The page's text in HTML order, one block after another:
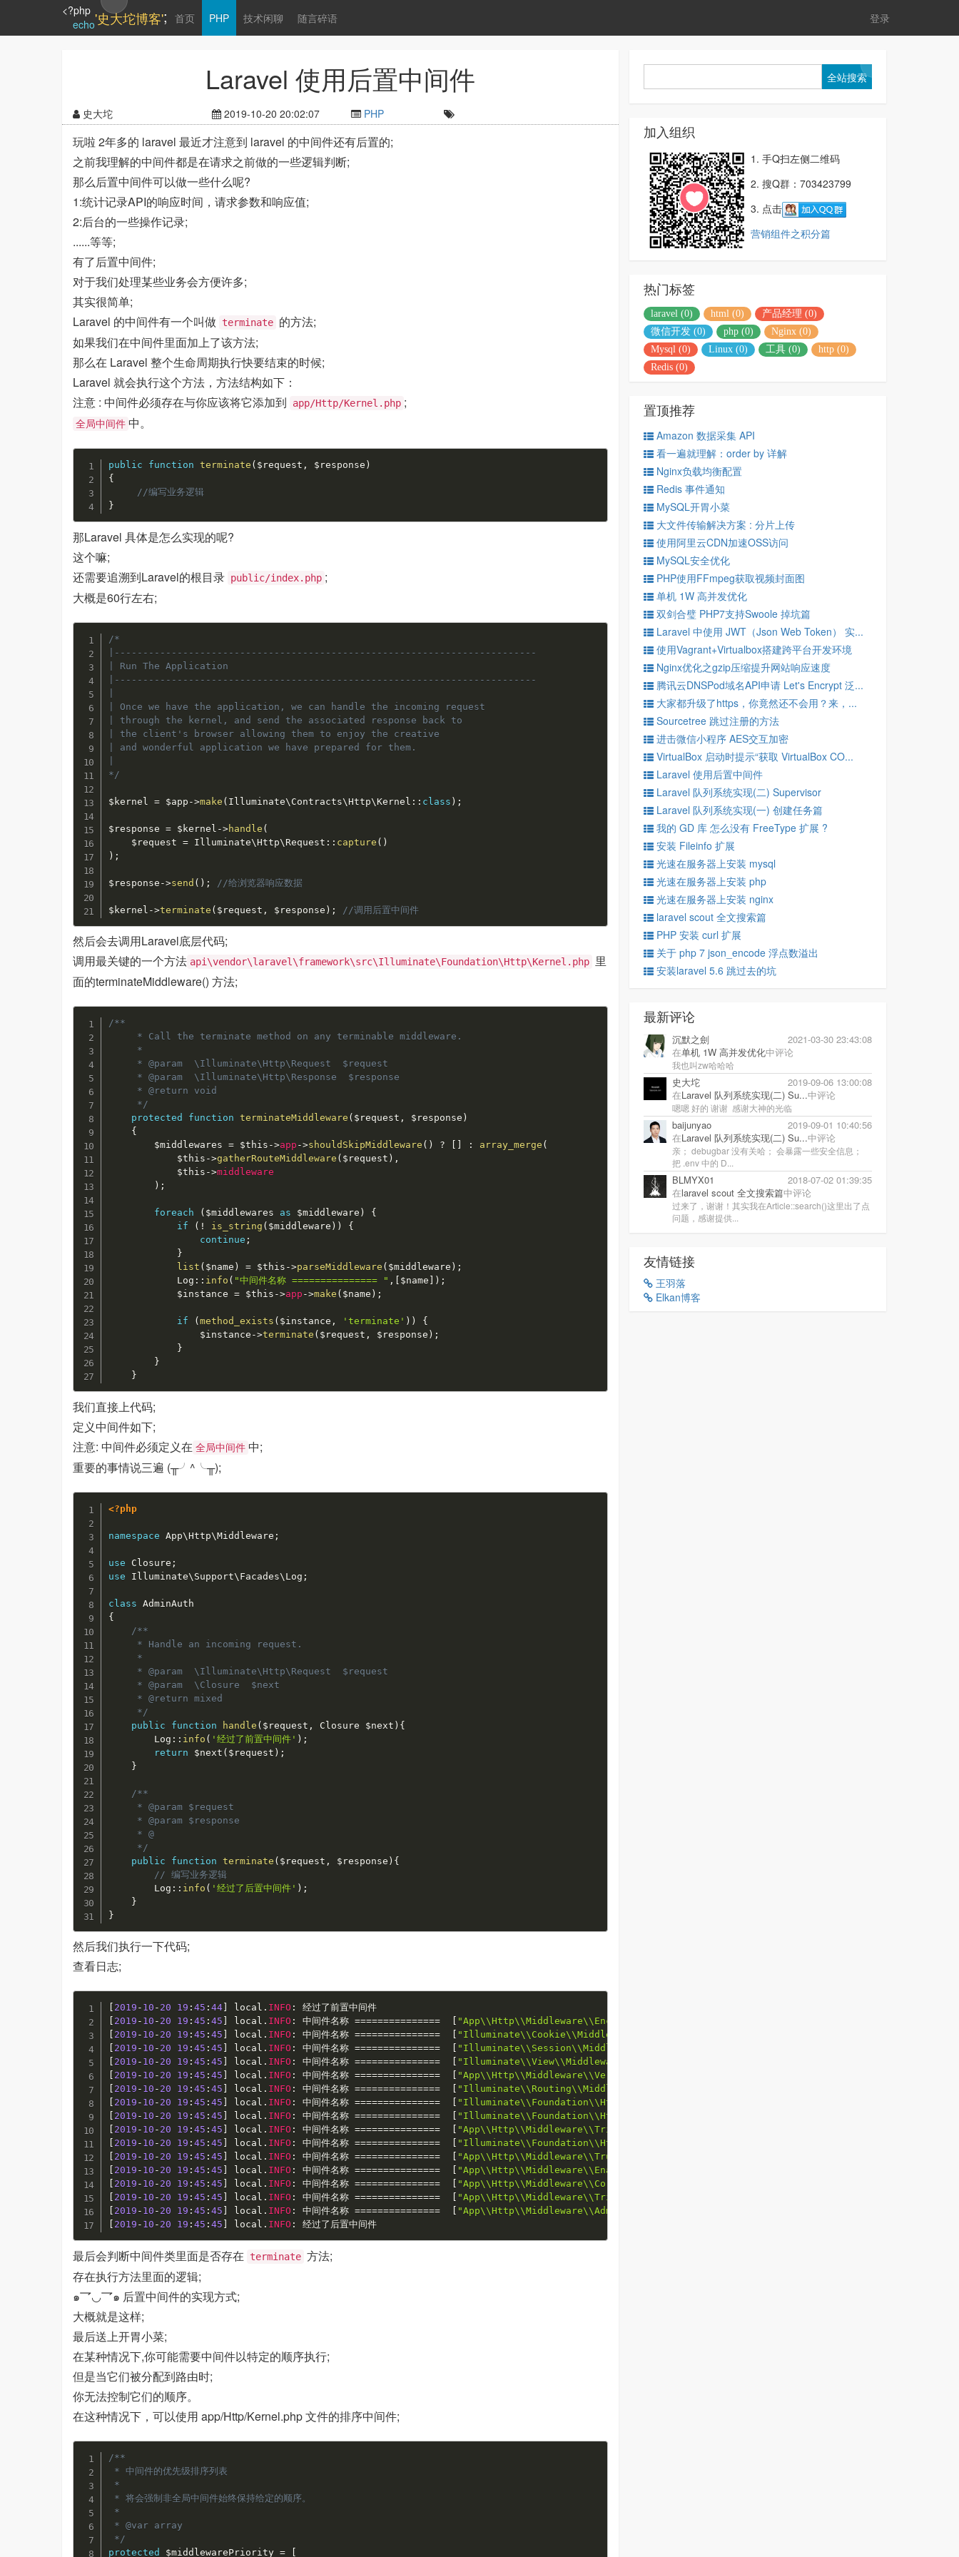
<?php
echo'史大坨博客'; 首页 PHP 技术闲聊 随言碎语 登录
Laravel 使用后置中间件
史大坨 2019-10-20 20:02:07 PHP
玩啦 2年多的 laravel 最近才注意到 laravel 的中间件还有后置的;
之前我理解的中间件都是在请求之前做的一些逻辑判断;
那么后置中间件可以做一些什么呢?
1:统计记录API的响应时间，请求参数和响应值;
2:后台的一些操作记录;
......等等;
有了后置中间件;
对于我们处理某些业务会方便许多;
其实很简单;
Laravel 的中间件有一个叫做 terminate 的方法;
如果我们在中间件里面加上了该方法;
那么在 Laravel 整个生命周期执行快要结束的时候;
Laravel 就会执行这个方法，方法结构如下：
注意 : 中间件必须存在与你应该将它添加到
app/Http/Kernel.php ;
全局中间件 中。
public function terminate ( $request , $response )
{
//编写业务逻辑
}
那Laravel 具体是怎么实现的呢?
这个嘛;
还需要追溯到Laravel的根目录 public/index.php ;
大概是60行左右;
/*
|--------------------------------------------------------------------------
| Run The Application
|--------------------------------------------------------------------------
| Once we have the application, we can handle the incoming request
| through the kernel, and send the associated response back to
| the client's browser allowing them to enjoy the creative
| and wonderful application we have prepared for them.
*/
$kernel = $app ->make ( Illuminate\ Contracts\Http\Kernel :: class ) ;
$response = $kernel ->handle (
$request
= Illuminate\Http\ Request :: capture ( )
) ;
$response ->send ( ) ; //给浏览器响应数据
$kernel ->terminate ( $request , $response ) ; //调用后置中间件
然后会去调用Laravel底层代码;
调用最关键的一个方法 api\vendor\laravel\framework\src\Illuminate\Foundation\Http\Kernel.php 里
面的terminateMiddleware() 方法;
/**
     * Call the terminate method on any terminable middleware.
     *
     * @param  \Illuminate\Http\Request  $request
     * @param  \Illuminate\Http\Response  $response
     * @return void
     */
protected
function terminateMiddleware ( $request , $response )
{
$middlewares
= $this ->app ->shouldSkipMiddleware ( ) ? : array_merge (
$this ->gatherRouteMiddleware ( $request ) ,
$this ->middleware
) ;
foreach ( $middlewares as $middleware )
{
if
( ! is_string ( $middleware ) )
{
continue ;
}
list ( $name ) = $this ->parseMiddleware ( $middleware ) ;
Log :: info ( "中间件名称 =============== " , $name ) ;
$instance
= $this ->app ->make ( $name ) ;
if (method_exists ( $instance , 'terminate' ) )
{
$instance ->terminate ( $request , $response ) ;
}
}
}
我们直接上代码;
定义中间件如下;
注意: 中间件必须定义在 全局中间件 中;
重要的事情说三遍 (╥╯^╰╥);
<?php
namespace App\Http\Middleware ;
use Closure ;
use
Illuminate\ Support\ Facades\ Log ;
class
AdminAuth
{
/**
     * Handle an incoming request.
     *
     * @param  \Illuminate\Http\Request  $request
     * @param  \Closure  $next
     * @return mixed
     */
public
function handle ( $request , Closure $next ) {
Log :: info ( '经过了前置中间件' ) ;
return
$next ( $request ) ;
}
/**
     * @param $request
     * @param $response
     * @
     */
public
function terminate ( $request , $response ) {
// 编写业务逻辑
Log :: info ( '经过了后置中间件' ) ;
}
}
然后我们执行一下代码;
查看日志;
2019 - 10 - 20 19 :45 :44 local . INFO :
2019 - 10 - 20 19 :45 :45 local . INFO : 中间件名称 =============== "App\\Http\\Middleware\\EncryptCookies"
2019 - 10 - 20 19 :45 :45 local . INFO : 中间件名称 =============== "Illuminate\\Cookie\\Middleware\\AddQueuedCookiesToResponse"
2019 - 10 - 20 19 :45 :45 local . INFO : 中间件名称 =============== "Illuminate\\Session\\Middleware\\StartSession"
2019 - 10 - 20 19 :45 :45 local . INFO : 中间件名称 =============== "Illuminate\\View\\Middleware\\ShareErrorsFromSession"
2019 - 10 - 20 19 :45 :45 local . INFO : 中间件名称 =============== "App\\Http\\Middleware\\VerifyCsrfToken"
2019 - 10 - 20 19 :45 :45 local . INFO : 中间件名称 =============== "Illuminate\\Routing\\Middleware\\SubstituteBindings"
2019 - 10 - 20 19 :45 :45 local . INFO : 中间件名称 =============== "Illuminate\\Foundation\\Http\\Middleware\\CheckForMaintenanceMode"
2019 - 10 - 20 19 :45 :45 local . INFO : 中间件名称 =============== "Illuminate\\Foundation\\Http\\Middleware\\ValidatePostSize"
2019 - 10 - 20 19 :45 :45 local . INFO : 中间件名称 =============== "App\\Http\\Middleware\\TrimStrings"
2019 - 10 - 20 19 :45 :45 local . INFO : 中间件名称 =============== "Illuminate\\Foundation\\Http\\Middleware\\ConvertEmptyStringsToNull"
2019 - 10 - 20 19 :45 :45 local . INFO : 中间件名称 =============== "App\\Http\\Middleware\\TrustProxies"
2019 - 10 - 20 19 :45 :45 local . INFO : 中间件名称 =============== "App\\Http\\Middleware\\EnableCrossRequestMiddleware"
2019 - 10 - 20 19 :45 :45 local . INFO : 中间件名称 =============== "App\\Http\\Middleware\\Cors"
2019 - 10 - 20 19 :45 :45 local . INFO : 中间件名称 =============== "App\\Http\\Middleware\\TrimStrings"
2019 - 10 - 20 19 :45 :45 local . INFO : 中间件名称 =============== "App\\Http\\Middleware\\AdminAuth"
2019 - 10 - 20 19 :45 :45 local . INFO : 经过了后置中间件
最后会判断中间件类里面是否存在 terminate 方法;
存在执行方法里面的逻辑;
๑乛◡乛๑ 后置中间件的实现方式;
大概就是这样;
最后送上开胃小菜;
在某种情况下,你可能需要中间件以特定的顺序执行;
但是当它们被分配到路由时;
你无法控制它们的顺序。
在这种情况下，可以使用 app/Http/Kernel.php 文件的排序中间件;
/**
* 中间件的优先级排序列表
*
* 将会强制非全局中间件始终保持给定的顺序。
*
* @var array
*/
protected
$middlewarePriority = [
加入组织
1. 手Q扫左侧二维码
2. 搜Q群：703423799
3. 点击
营销组件之积分篇
热门标签
laravel (0) html (0)
产品经理 (0)
微信开发 (0)
php (0)
Nginx (0)
Mysql (0)
Linux (0) 工具 (0)
http (0)
Redis (0)
置顶推荐
Amazon 数据采集 API
看一遍就理解：order by 详解
Nginx负载均衡配置
Redis 事件通知
MySQL开胃小菜
大文件传输解决方案 : 分片上传
使用阿里云CDN加速OSS访问
MySQL安全优化
PHP使用FFmpeg获取视频封面图
单机 1W 高并发优化
双剑合璧 PHP7支持Swoole 掉坑篇
Laravel 中使用 JWT（Json Web Token） 实...
使用Vagrant+Virtualbox搭建跨平台开发环境
Nginx优化之gzip压缩提升网站响应速度
腾讯云DNSPod域名API申请 Let's Encrypt 泛...
大家都升级了https，你竟然还不会用？来，...
Sourcetree 跳过注册的方法
进击微信小程序 AES交互加密
VirtualBox 启动时提示“获取 VirtualBox CO...
Laravel 使用后置中间件
Laravel 队列系统实现(二) Supervisor
Laravel 队列系统实现(一) 创建任务篇
我的 GD 库 怎么没有 FreeType 扩展 ?
安装 Fileinfo 扩展
光速在服务器上安装 mysql
光速在服务器上安装 php
光速在服务器上安装 nginx
laravel scout 全文搜索篇
PHP 安装 curl 扩展
关于 php 7 json_encode 浮点数溢出
安装laravel 5.6 跳过去的坑
最新评论
沉默之劍
2021-03-30 23:43:08
在单机 1W 高并发优化中评论
我也叫zw哈哈哈
史大坨
2019-09-06 13:00:08
在Laravel 队列系统实现(二) Su...中评论
嗯嗯 好的 谢谢 感谢大神的光临
baijunyao
2019-09-01 10:40:56
在Laravel 队列系统实现(二) Su...中评论
亲； debugbar 没有关哈； 会暴露一些安全信息；
把 .env 中的 D...
BLMYX01
2018-07-02 01:39:35
在laravel scout 全文搜索篇中评论
过来了，谢谢！其实我在Article::search()这里出了点
问题，感谢提供...
友情链接
王羽落
Elkan博客